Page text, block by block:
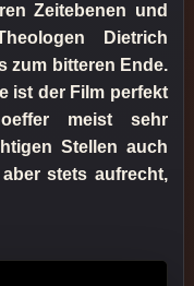
Zeitebenen und
Dietrich
zum bitteren Ende.
ist der Film perfekt
meist sehr
Stellen auch
stets aufrecht,